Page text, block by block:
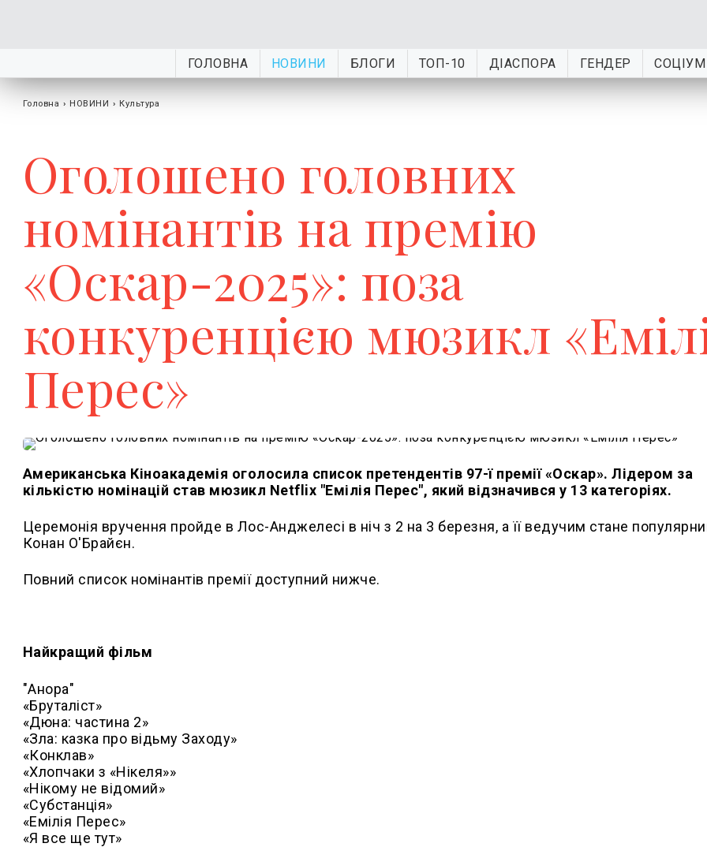
ГОЛОВНА НОВИНИ БЛОГИ ТОП-10 ДІАСПОРА ГЕНДЕР СОЦІУМ
Головна › НОВИНИ › Культура
Оголошено головних
номінантів на премію
«Оскар-2025»: поза
конкуренцією мюзикл
Перес»
Американська Кіноакадемія оголосила список претендентів 97-ї премії «Оскар». Лідером за
кількістю номінацій став мюзикл Netflix "Емілія Перес", який відзначився у 13 категоріях.
Церемонія вручення пройде в Лос-Анджелесі в ніч з 2 на 3 березня, а її ведучим стане
Конан О'Брайєн.
Повний список номінантів премії доступний нижче.
Найкращий фільм
"Анора"
«Бруталіст»
«Дюна: частина 2»
«Зла: казка про відьму Заходу»
«Конклав»
«Хлопчаки з «Нікеля»»
«Нікому не відомий»
«Субстанція»
«Емілія Перес»
«Я все ще тут»